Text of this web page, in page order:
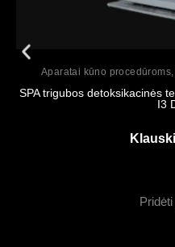
Aparatai kūno procedūroms,
SPA trigubos detoksikacinės
I3